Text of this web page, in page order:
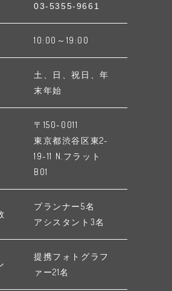
03-5355-9661
10:00～19:00
土、日、祝日、年
末年始
〒150-0011
東京都渋谷区東2-
19-11 N.フラット
B01
プランナー5名
アシスタント3名
提携フォトグラフ
ァー21名